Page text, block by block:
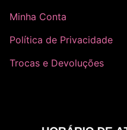
Minha Conta
Política de Privacidade
Trocas e Devoluções